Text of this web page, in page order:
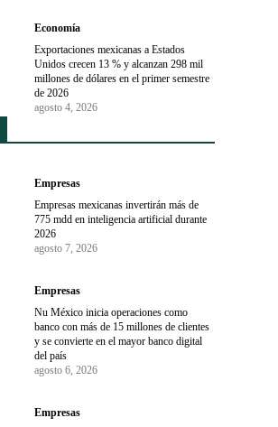
Economía
Exportaciones mexicanas a Estados
Unidos crecen 13 % y alcanzan 298 mil
millones de dólares en el primer semestre
de 2026
agosto 4, 2026
Empresas
Empresas mexicanas invertirán más de
775 mdd en inteligencia artificial durante
2026
agosto 7, 2026
Empresas
Nu México inicia operaciones como
banco con más de 15 millones de clientes
y se convierte en el mayor banco digital
del país
agosto 6, 2026
Empresas